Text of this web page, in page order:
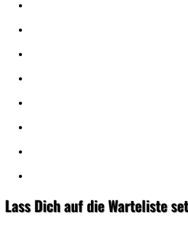
Lass Dich auf die Warteliste